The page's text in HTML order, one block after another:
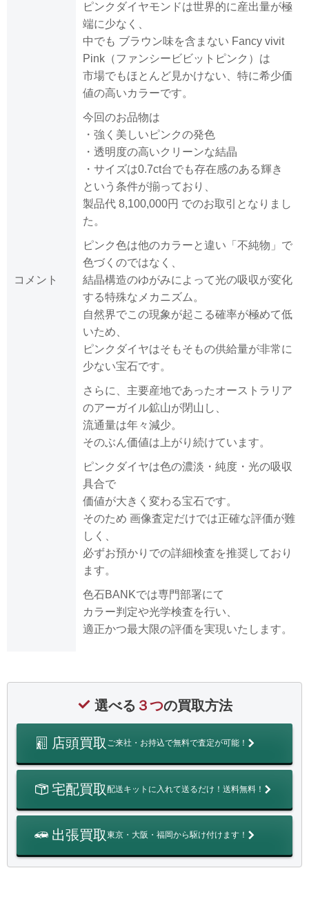
コメント
ピンクダイヤモンドは世界的に産出量が極
端に少なく、
中でも ブラウン味を含まない Fancy vivit
Pink（ファンシービビットピンク）は
市場でもほとんど見かけない、特に希少価
値の高いカラーです。
今回のお品物は
・強く美しいピンクの発色
・透明度の高いクリーンな結晶
・サイズは0.7ct台でも存在感のある輝き
という条件が揃っており、
製品代 8,100,000円 でのお取引となりまし
た。
ピンク色は他のカラーと違い「不純物」で
色づくのではなく、
結晶構造のゆがみによって光の吸収が変化
する特殊なメカニズム。
自然界でこの現象が起こる確率が極めて低
いため、
ピンクダイヤはそもそもの供給量が非常に
少ない宝石です。
さらに、主要産地であったオーストラリア
のアーガイル鉱山が閉山し、
流通量は年々減少。
そのぶん価値は上がり続けています。
ピンクダイヤは色の濃淡・純度・光の吸収
具合で
価値が大きく変わる宝石です。
そのため 画像査定だけでは正確な評価が難
しく、
必ずお預かりでの詳細検査を推奨しており
ます。
色石BANKでは専門部署にて
カラー判定や光学検査を行い、
適正かつ最大限の評価を実現いたします。
選べる ３つの買取方法
店頭買取 ご来社・お持込で無料で査定が可能！
宅配買取配送キットに入れて送るだけ！送料無料！
出張買取東京・大阪・福岡から駆け付けます！